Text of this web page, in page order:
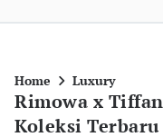
Home Luxury
Rimowa x
Koleksi